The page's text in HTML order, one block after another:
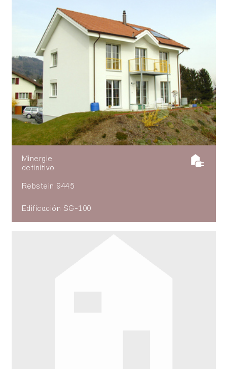
Minergie
definitivo
Rebstein 9445
Edificación SG-100